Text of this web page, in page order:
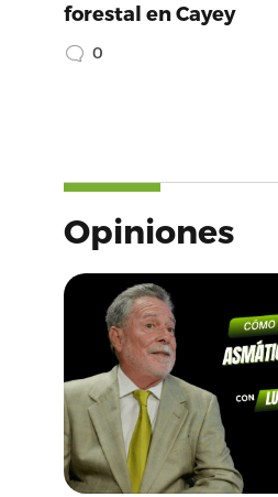
forestal en Cayey
0
Opiniones